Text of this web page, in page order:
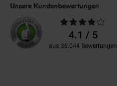
Unsere Kundenbewertungen
Durchschnittliche
Bewertungen4.1 / 5
aus 36.044 Bewertungen